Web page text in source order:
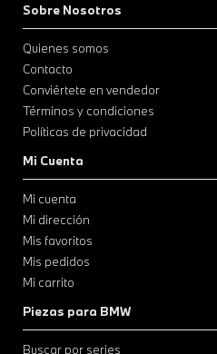
Sobre Nosotros
Quienes somos
Contacto
Conviértete en vendedor
Términos y condiciones
Políticas de privacidad
Mi Cuenta
Mi cuenta
Mi dirección
Mis favoritos
Mis pedidos
Mi carrito
Piezas para BMW
Buscar por series